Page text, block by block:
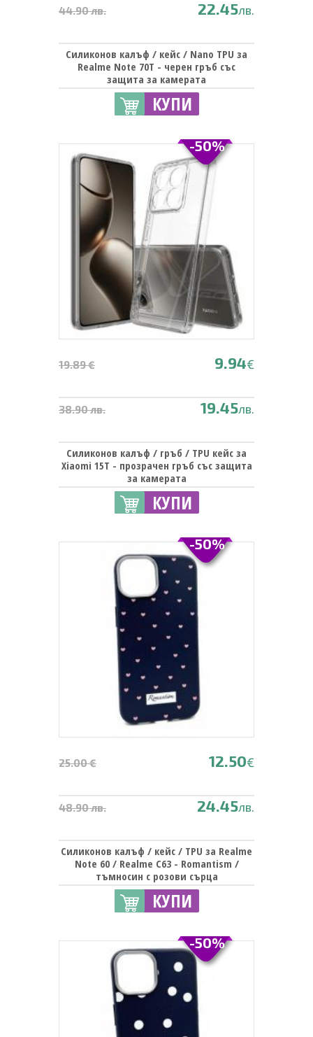
44.90 лв. 22.45лв.
Силиконов калъф / кейс / Nano TPU за
Realme Note 70T - черен гръб със
защита за камерата
КУПИ
19.89 € 9.94€
38.90 лв. 19.45лв.
Силиконов калъф / гръб / TPU кейс за
Xiaomi 15T - прозрачен гръб със защита
за камерата
КУПИ
-50%
25.00 € 12.50€
48.90 лв. 24.45лв.
Силиконов калъф / кейс / TPU за Realme
Note 60 / Realme C63 - Romantism /
тъмносин с розови сърца
КУПИ
-50%
-50%